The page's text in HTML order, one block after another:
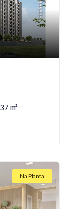
37 m²
Na Planta